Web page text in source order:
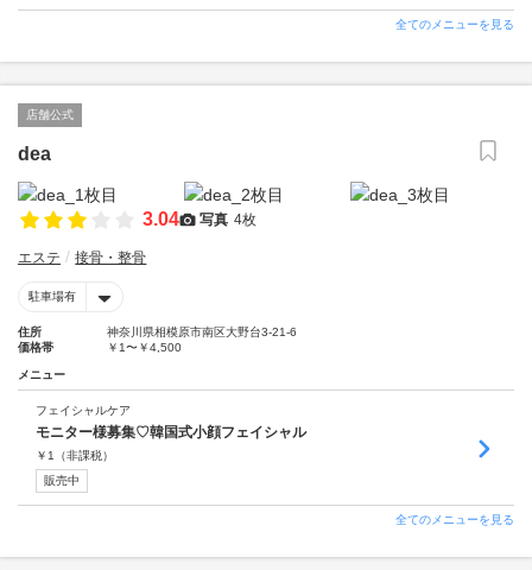
全てのメニューを見る
店舗公式
dea
3.04 写真 4枚
エステ 接骨・整骨
駐車場有
住所
神奈川県相模原市南区大野台3-21-6
価格帯
￥1〜￥4,500
メニュー
フェイシャルケア
モニター様募集♡韓国式小顔フェイシャル
￥ 1
（非課税）
販売中
全てのメニューを見る